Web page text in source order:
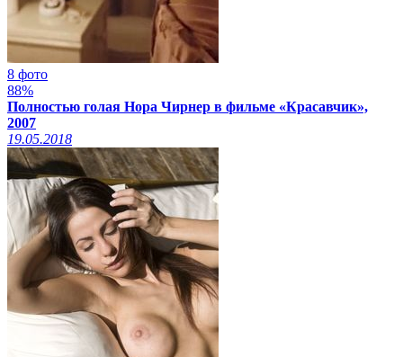
8 фото
88%
Полностью голая Нора Чирнер в фильме «Красавчик»,
2007
19.05.2018